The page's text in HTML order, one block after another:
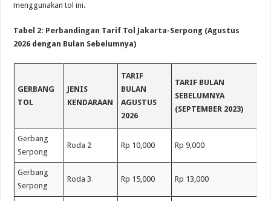
menggunakan tol ini.
Tabel 2: Perbandingan Tarif Tol Jakarta-Serpong (Agustus
2026 dengan Bulan Sebelumnya)
GERBANG
TOL
JENIS
KENDARAAN
TARIF
BULAN
AGUSTUS
2026
TARIF BULAN
SEBELUMNYA
(SEPTEMBER 2023)
Gerbang
Serpong
Roda 2 Rp 10,000 Rp 9,000
Gerbang
Serpong
Roda 3 Rp 15,000 Rp 13,000